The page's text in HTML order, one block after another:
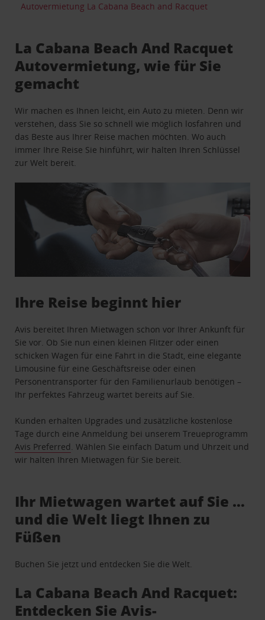
Autovermietung La Cabana Beach and Racquet
La Cabana Beach And Racquet
Autovermietung, wie für Sie
gemacht
Wir machen es Ihnen leicht, ein Auto zu mieten. Denn wir
verstehen, dass Sie so schnell wie möglich losfahren und
das Beste aus Ihrer Reise machen möchten. Wo auch
immer Ihre Reise Sie hinführt, wir halten Ihren Schlüssel
zur Welt bereit.
Ihre Reise beginnt hier
Avis bereitet Ihren Mietwagen schon vor Ihrer Ankunft für
Sie vor. Ob Sie nun einen kleinen Flitzer oder einen
schicken Wagen für eine Fahrt in die Stadt, eine elegante
Limousine für eine Geschäftsreise oder einen
Personentransporter für den Familienurlaub benötigen –
Ihr perfektes Fahrzeug wartet bereits auf Sie.
Kunden erhalten Upgrades und zusätzliche kostenlose
Tage durch eine Anmeldung bei unserem Treueprogramm
Avis Preferred . Wählen Sie einfach Datum und Uhrzeit und
wir halten Ihren Mietwagen für Sie bereit.
Ihr Mietwagen wartet auf Sie …
und die Welt liegt Ihnen zu
Füßen
Buchen Sie jetzt und entdecken Sie die Welt.
La Cabana Beach And Racquet:
Entdecken Sie Avis-